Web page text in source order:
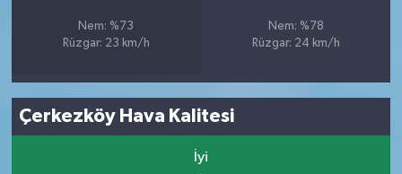
Nem: %73
Rüzgar: 23 km/h
Nem: %78
Rüzgar: 24 km/h
Çerkezköy Hava Kalitesi
İyi